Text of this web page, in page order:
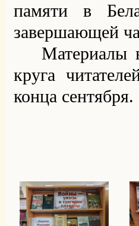
памяти в
завершающей
Материалы
круга
конца сентября.